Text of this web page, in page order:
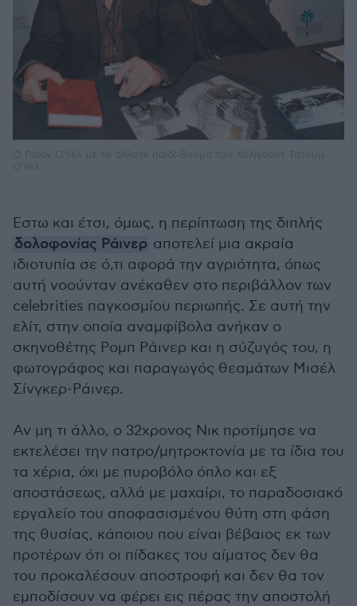
Εστω και έτσι, όμως, η περίπτωση της διπλής
δολοφονίας Ράινερ αποτελεί μια ακραία
ιδιοτυπία σε ό,τι αφορά την αγριότητα, όπως
αυτή νοούνταν ανέκαθεν στο περιβάλλον των
celebrities παγκοσμίου περιωπής. Σε αυτή την
ελίτ, στην οποία αναμφίβολα ανήκαν ο
σκηνοθέτης Ρομπ Ράινερ και η σύζυγός του, η
φωτογράφος και παραγωγός θεαμάτων Μισέλ
Σίνγκερ-Ράινερ.
Αν μη τι άλλο, ο 32χρονος Νικ προτίμησε να
εκτελέσει την πατρο/μητροκτονία με τα ίδια του
τα χέρια, όχι με πυροβόλο όπλο και εξ
αποστάσεως, αλλά με μαχαίρι, το παραδοσιακό
εργαλείο του αποφασισμένου θύτη στη φάση
της θυσίας, κάποιου που είναι βέβαιος εκ των
προτέρων ότι οι πίδακες του αίματος δεν θα
του προκαλέσουν αποστροφή και δεν θα τον
εμποδίσουν να φέρει εις πέρας την αποστολή